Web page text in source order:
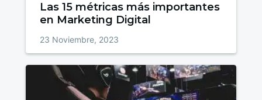
Las 15 métricas más importantes
en Marketing Digital
23 Noviembre, 2023